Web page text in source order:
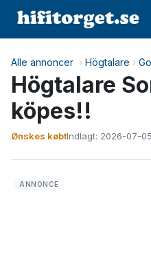
Alle annoncer › Högtalare ›
Högtalare
köpes!!
Ønskes købtIndlagt: 2026-07-05